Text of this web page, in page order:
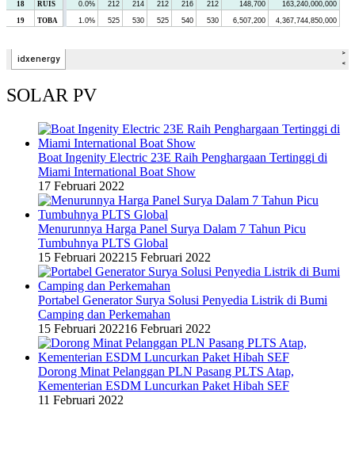
SOLAR PV
Boat Ingenity Electric 23E Raih Penghargaan Tertinggi di
Miami International Boat Show
17 Februari 2022
Menurunnya Harga Panel Surya Dalam 7 Tahun Picu
Tumbuhnya PLTS Global
15 Februari 202215 Februari 2022
Portabel Generator Surya Solusi Penyedia Listrik di Bumi
Camping dan Perkemahan
15 Februari 202216 Februari 2022
Dorong Minat Pelanggan PLN Pasang PLTS Atap,
Kementerian ESDM Luncurkan Paket Hibah SEF
11 Februari 2022